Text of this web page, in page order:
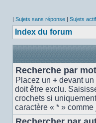
| Sujets sans réponse | Sujets
Index du forum
Recherche par
Placez un + devant un
doit être exclu.
crochets si
caractère « * »